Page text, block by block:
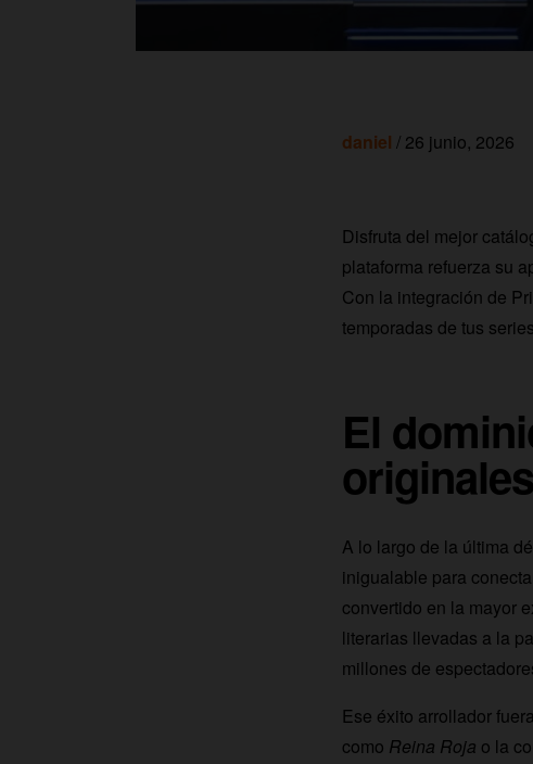
daniel / 26 junio, 2026
Disfruta del mejor
plataforma refuerza su
Con la integración de
temporadas de tus
El
A lo largo de la última
inigualable para
convertido en la mayor
literarias llevadas a la
millones de
Ese éxito arrollador
como Reina Roja o la